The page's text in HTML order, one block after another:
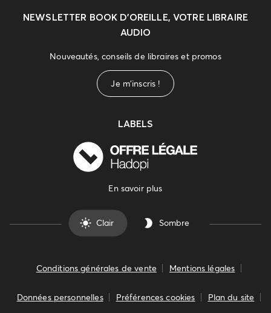
NEWSLETTER BOOK D’OREILLE, VOTRE LIBRAIRE
AUDIO
Nouveautés, conseils de libraires et promos
Je m'inscris !
LABELS
En savoir plus
Clair Sombre
Conditions générales de vente Mentions légales
Données personnelles Préférences cookies Plan du site